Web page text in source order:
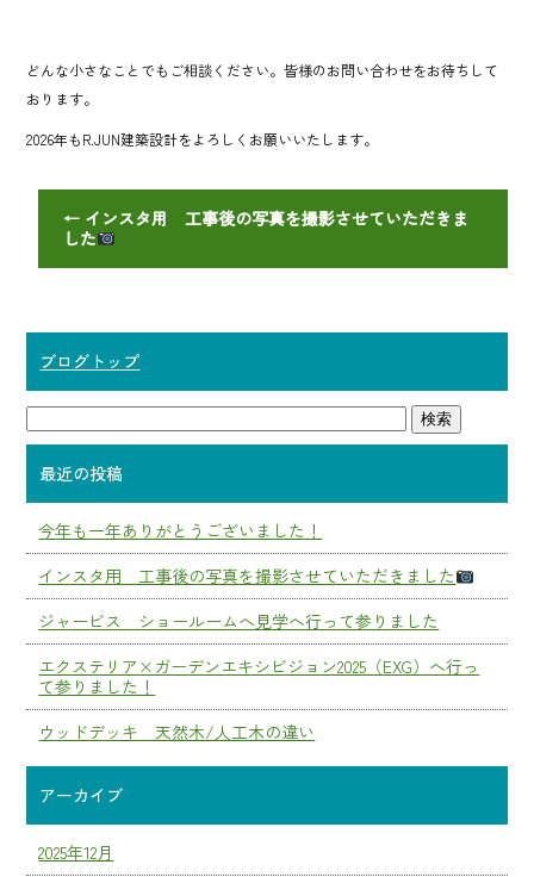
どんな小さなことでもご相談ください。皆様のお問い合わせをお待ちして
おります。
2026年もR.JUN建築設計をよろしくお願いいたします。
← インスタ用 工事後の写真を撮影させていただきま
した
ブログトップ
最近の投稿
今年も一年ありがとうございました！
インスタ用 工事後の写真を撮影させていただきました
ジャービス ショールームへ見学へ行って参りました
エクステリア×ガーデンエキシビジョン2025（EXG）へ行っ
て参りました！
ウッドデッキ 天然木/人工木の違い
アーカイブ
2025年12月